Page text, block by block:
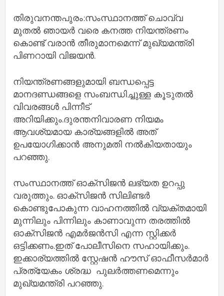
തിരുവനന്തപുരം:സംസ്ഥാനത്ത് ചൊവ്വ
മുതൽ ഞായർ വരെ കനത്ത നിയന്ത്രണം
കൊണ്ട് വരാൻ തീരുമാനമെന്ന് മുഖ്യമന്ത്രി
പിണറായി വിജയൻ.
നിയന്ത്രണങ്ങളുമായി ബന്ധപ്പെട്ട
മാനദണ്ഡങ്ങളെ സംബന്ധിച്ചുള്ള കൂടുതൽ
വിവരങ്ങൾ പിന്നീട്
അറിയിക്കും.ദുരന്തനിവാരണ നിയമം
ആവശ്യമായ കാര്യങ്ങളിൽ അത്
ഉപയോഗിക്കാൻ അനുമതി നൽകിയതായും
പറഞ്ഞു.
സംസ്ഥാനത്ത് ഓക്സിജൻ ലഭ്യത ഉറപ്പു
വരുത്തും. ഓക്സിജൻ സിലിണ്ടർ
കൊണ്ടുപോകുന്ന വാഹനത്തിൽ വ്യക്തമായി
മുന്നിലും പിന്നിലും കാണാവുന്ന തരത്തിൽ
ഓക്സിജൻ എമർജൻസി എന്ന സ്റ്റിക്കർ
ഒട്ടിക്കണം.ഇത് പോലീസിനെ സഹായിക്കും.
ഇക്കാര്യത്തിൽ സ്റ്റേഷൻ ഹൗസ് ഓഫീസർമാർ
പ്രത്യേകം ശ്രദ്ധ പുലർത്തണമെന്നും
മുഖ്യമന്ത്രി പറഞ്ഞു.